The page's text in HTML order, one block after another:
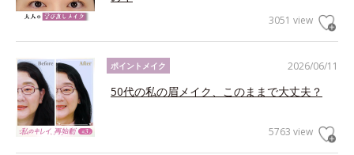
3051 view
2026/06/11
ポイントメイク
50代の私の眉メイク、このままで大丈夫？
5763 view